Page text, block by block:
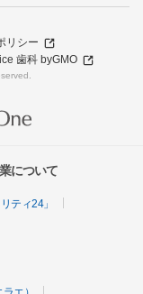
リシー
歯科 byGMO
について
ティ24」